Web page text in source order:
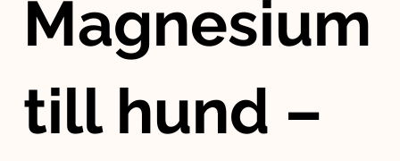
Magnesium
till hund –